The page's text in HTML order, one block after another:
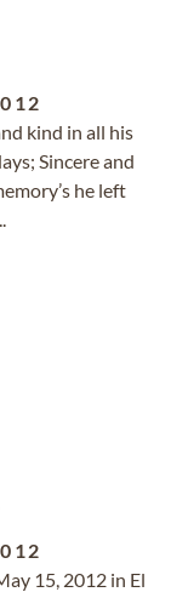
kind in all his
Sincere and
he left
15, 2012 in El